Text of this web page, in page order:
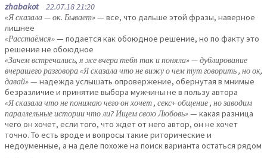
zhabakot22.07.18 21:20
«Я сказала — ок. Бывает»— все, что дальше этой фразы, наверное
лишнее
«Расстаёмся»— подается как обоюдное решение, но по факту это
решение не обоюдное
«Зачем встречались, я же вчера тебя так и поняла» — дублирование
вчерашего разговора «Я сказала что не вижу о чем тут говорить , но ок,
давай»— надежда услышать опровержение, обернутая в мнимые
безразличие и принятие выбора мужчины не в пользу автора
«Я сказала что не понимаю чего он хочет , секс+ общение , но заводим
параллельные истории что ли? Ищем свою Любовь»— какая разница
чего он хочет, если того, что ждет от него автор, он не хочет
точно. То есть вроде и вопросы такие риторические и
недоуменные, а на деле похоже на поиск варианта остаться рядом